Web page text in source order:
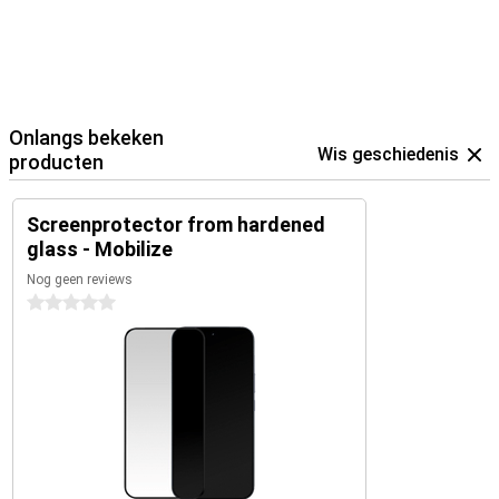
Onlangs bekeken
producten
Wis geschiedenis
Screenprotector from hardened
glass - Mobilize
Nog geen reviews
0 sterren